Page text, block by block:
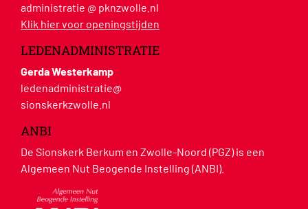
administratie @ pknzwolle.nl
Klik hier voor openingstijden
LEDENADMINISTRATIE
Gerda Westerkamp
ledenadministratie@
sionskerkzwolle.nl
ANBI
De Sionskerk Berkum en Zwolle-Noord (PGZ) is een
Algemeen Nut Beogende Instelling (ANBI).